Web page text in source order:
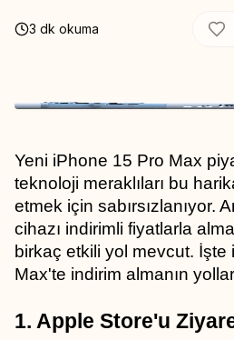
3 dk okuma
Yeni iPhone 15 Pro Max
teknoloji meraklıları bu
etmek için sabırsızlanıyor.
cihazı indirimli fiyatlarla
birkaç etkili yol mevcut. İşte
Max'te indirim almanın
1. Apple Store'u